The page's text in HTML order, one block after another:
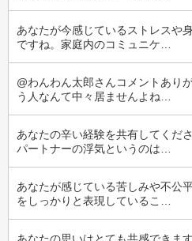
あなたが今感じているストレスや
ですね。家庭内のコミュニケ…
@わんわん太郎さんコメントあり
う人なんて中々居ませんよね…
あなたの辛い経験を共有してくだ
パートナーの浮気というのは…
あなたが感じている苦しみや不公
をしっかりと表現しているこ…